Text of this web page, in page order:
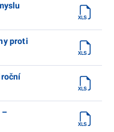
proti
–